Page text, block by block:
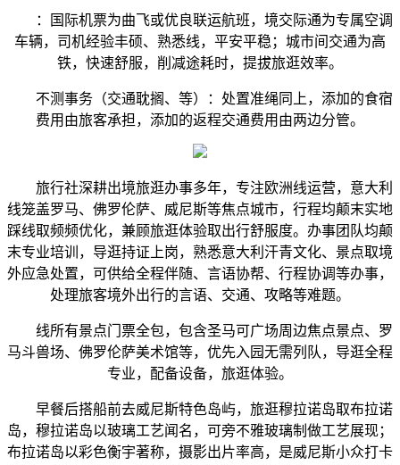
：国际机票为曲飞或优良联运航班，境交际通为专属空调
车辆，司机经验丰硕、熟悉线，平安平稳；城市间交通为高
铁，快速舒服，削减途耗时，提拔旅逛效率。
不测事务（交通耽搁、等）：处置准绳同上，添加的食宿
费用由旅客承担，添加的返程交通费用由两边分管。
旅行社深耕出境旅逛办事多年，专注欧洲线运营，意大利
线笼盖罗马、佛罗伦萨、威尼斯等焦点城市，行程均颠末实地
踩线取频频优化，兼顾旅逛体验取出行舒服度。办事团队均颠
末专业培训，导逛持证上岗，熟悉意大利汗青文化、景点取境
外应急处置，可供给全程伴随、言语协帮、行程协调等办事，
处理旅客境外出行的言语、交通、攻略等难题。
线所有景点门票全包，包含圣马可广场周边焦点景点、罗
马斗兽场、佛罗伦萨美术馆等，优先入园无需列队，导逛全程
专业，配备设备，旅逛体验。
早餐后搭船前去威尼斯特色岛屿，旅逛穆拉诺岛取布拉诺
岛，穆拉诺岛以玻璃工艺闻名，可旁不雅玻璃制做工艺展现；
布拉诺岛以彩色衡宇著称，摄影出片率高，是威尼斯小众打卡